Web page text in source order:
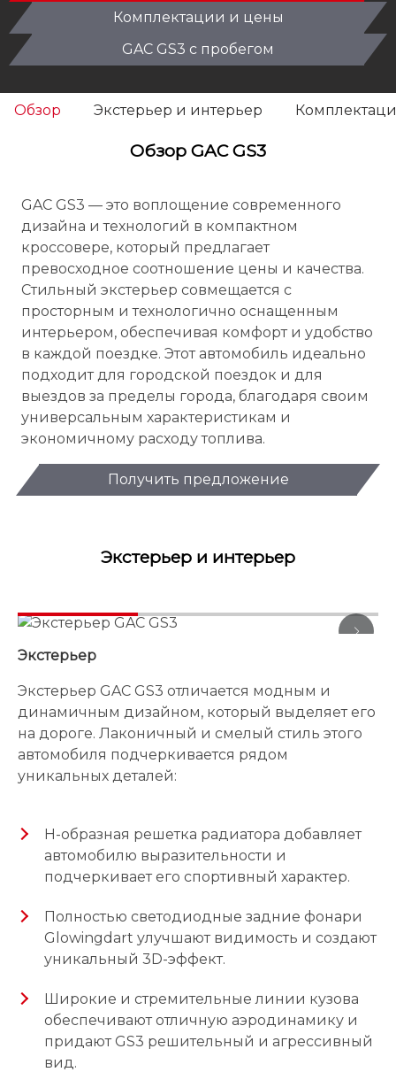
Комплектации и цены
GAC GS3 с пробегом
Обзор Экстерьер и интерьер
Обзор GAC GS3
GAC GS3 — это воплощение современного
дизайна и технологий в компактном
кроссовере, который предлагает
превосходное соотношение цены и качества.
Стильный экстерьер совмещается с
просторным и технологично оснащенным
интерьером, обеспечивая комфорт и удобство
в каждой поездке. Этот автомобиль идеально
подходит для городской поездок и для
выездов за пределы города, благодаря своим
универсальным характеристикам и
экономичному расходу топлива.
Получить предложение
Экстерьер и интерьер
Экстерьер
Экстерьер GAC GS3 отличается модным и
динамичным дизайном, который выделяет его
на дороге. Лаконичный и смелый стиль этого
автомобиля подчеркивается рядом
уникальных деталей:
H-образная решетка радиатора добавляет
автомобилю выразительности и
подчеркивает его спортивный характер.
Полностью светодиодные задние фонари
Glowingdart улучшают видимость и создают
уникальный 3D-эффект.
Широкие и стремительные линии кузова
обеспечивают отличную аэродинамику и
придают GS3 решительный и агрессивный
вид.